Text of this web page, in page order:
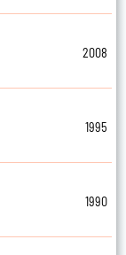
2008
1995
1990